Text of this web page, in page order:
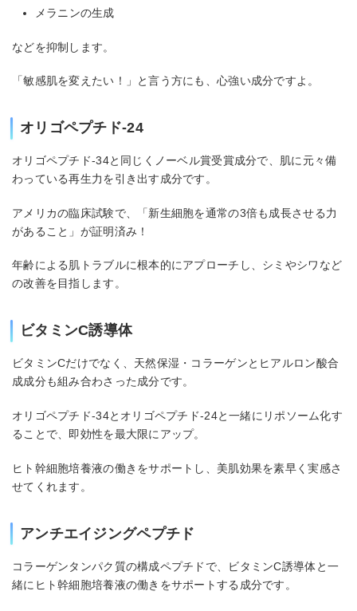
メラニンの生成
などを抑制します。
「敏感肌を変えたい！」と言う方にも、心強い成分ですよ。
オリゴペプチド-24
オリゴペプチド-34と同じくノーベル賞受賞成分で、肌に元々備
わっている再生力を引き出す成分です。
アメリカの臨床試験で、「新生細胞を通常の3倍も成長させる力
があること」が証明済み！
年齢による肌トラブルに根本的にアプローチし、シミやシワなど
の改善を目指します。
ビタミンC誘導体
ビタミンCだけでなく、天然保湿・コラーゲンとヒアルロン酸合
成成分も組み合わさった成分です。
オリゴペプチド-34とオリゴペプチド-24と一緒にリポソーム化す
ることで、即効性を最大限にアップ。
ヒト幹細胞培養液の働きをサポートし、美肌効果を素早く実感さ
せてくれます。
アンチエイジングペプチド
コラーゲンタンパク質の構成ペプチドで、ビタミンC誘導体と一
緒にヒト幹細胞培養液の働きをサポートする成分です。